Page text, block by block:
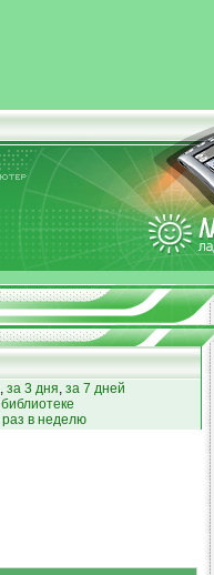
, за 3 дня, за 7 дней
в неделю